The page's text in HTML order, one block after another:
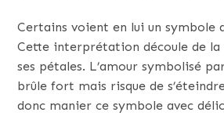
Certains voient en lui un symbole
Cette interprétation découle de la
ses pétales. L’amour symbolisé
brûle fort mais risque de
donc manier ce symbole avec